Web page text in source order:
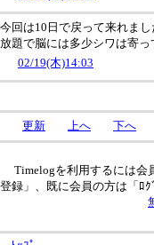
今回は10日で戻って来れま
放題で脳には多少シワは寄っ
02/19(木)14:03
更新 上へ 下へ
Timelogを利用するには会
登録」、既に会員の方は「ﾛ